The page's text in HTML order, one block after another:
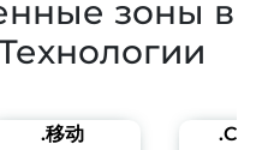
зоны в
.移动